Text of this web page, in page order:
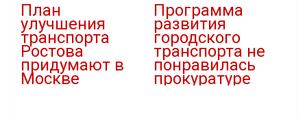
План
улучшения
транспорта
Ростова
придумают в
Москве
Программа
развития
городского
транспорта не
понравилась
прокуратуре